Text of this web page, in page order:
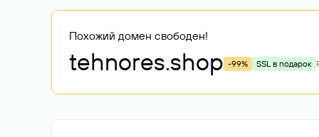
Похожий домен свободен!
tehnores.shop -99% SSL в подарок